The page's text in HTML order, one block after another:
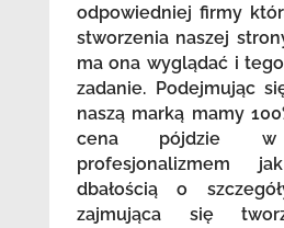
odpowiedniej firmy
stworzenia naszej
ma ona wyglądać i
zadanie. Podejmując
naszą marką mamy
cena pójdzie
profesjonalizmem
dbałością o
zajmująca się